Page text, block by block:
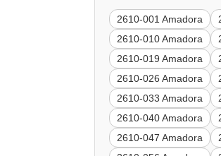
2610-001 Amadora
2610-010 Amadora
2610-019 Amadora
2610-026 Amadora
2610-033 Amadora
2610-040 Amadora
2610-047 Amadora